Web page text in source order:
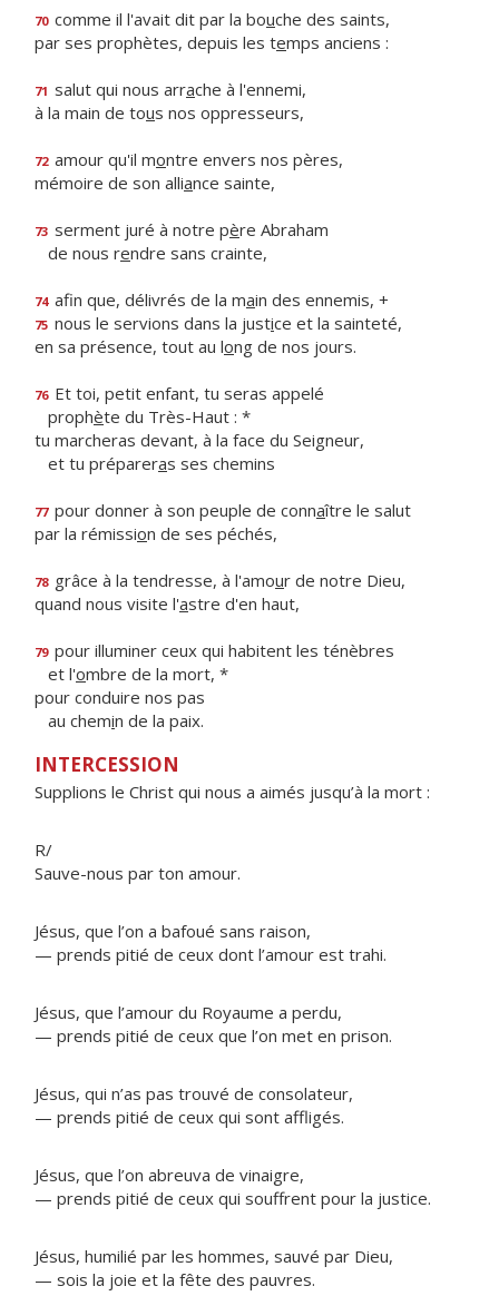
70 comme il l'avait dit par la bouche des saints,
par ses prophètes, depuis les temps anciens :
71 salut qui nous arrache à l'ennemi,
à la main de tous nos oppresseurs,
72 amour qu'il montre envers nos pères,
mémoire de son alliance sainte,
73 serment juré à notre père Abraham
de nous rendre sans crainte,
74 afin que, délivrés de la main des ennemis, +
75 nous le servions dans la justice et la sainteté,
en sa présence, tout au long de nos jours.
76 Et toi, petit enfant, tu seras appelé
prophète du Très-Haut : *
tu marcheras devant, à la face du Seigneur,
et tu prépareras ses chemins
77 pour donner à son peuple de connaître le salut
par la rémission de ses péchés,
78 grâce à la tendresse, à l'amour de notre Dieu,
quand nous visite l'astre d'en haut,
79 pour illuminer ceux qui habitent les ténèbres
et l'ombre de la mort, *
pour conduire nos pas
au chemin de la paix.
INTERCESSION
Supplions le Christ qui nous a aimés jusqu’à la mort :
R/
Sauve-nous par ton amour.
Jésus, que l’on a bafoué sans raison,
— prends pitié de ceux dont l’amour est trahi.
Jésus, que l’amour du Royaume a perdu,
— prends pitié de ceux que l’on met en prison.
Jésus, qui n’as pas trouvé de consolateur,
— prends pitié de ceux qui sont affligés.
Jésus, que l’on abreuva de vinaigre,
— prends pitié de ceux qui souffrent pour la justice.
Jésus, humilié par les hommes, sauvé par Dieu,
— sois la joie et la fête des pauvres.